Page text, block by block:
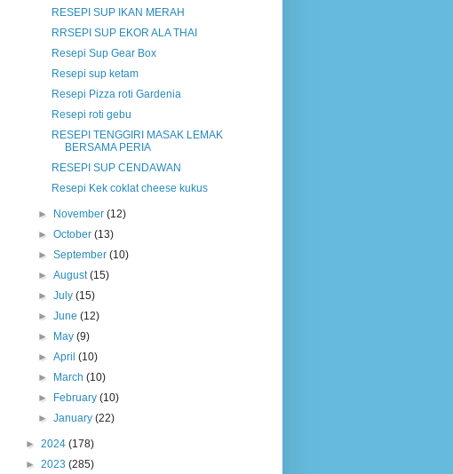
RESEPI SUP IKAN MERAH
RRSEPI SUP EKOR ALA THAI
Resepi Sup Gear Box
Resepi sup ketam
Resepi Pizza roti Gardenia
Resepi roti gebu
RESEPI TENGGIRI MASAK LEMAK
BERSAMA PERIA
RESEPI SUP CENDAWAN
Resepi Kek coklat cheese kukus
► November(12)
►October(13)
►September(10)
►August(15)
►July(15)
►June(12)
►
May(9)
►April(10)
►
March(10)
►
February(10)
►January(22)
► 2024 (178)
► 2023 (285)